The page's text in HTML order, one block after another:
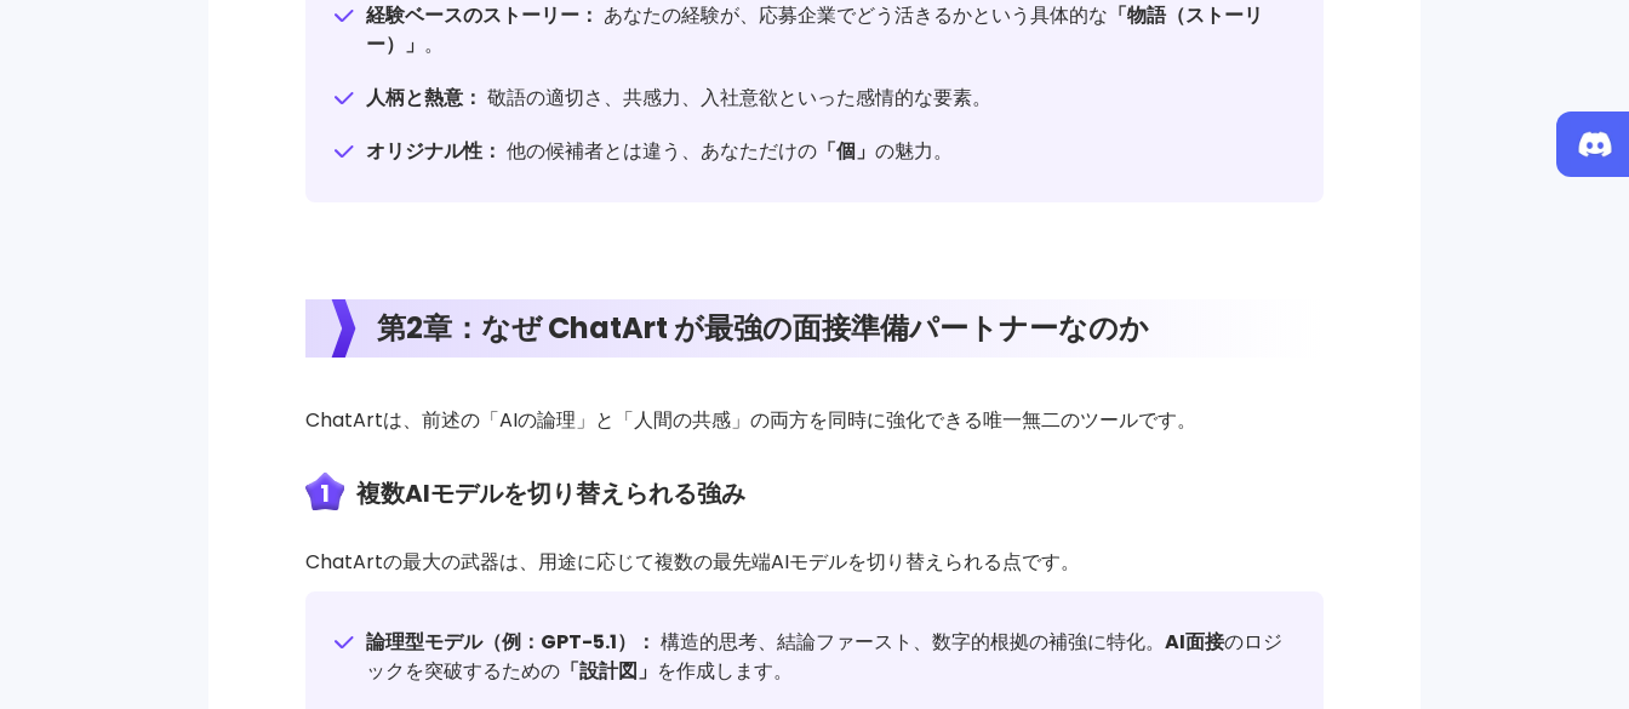
経験ベースのストーリー： あなたの経験が、応募企業でどう活きるかという具体的な 「物語（ストーリ
ー）」 。
人柄と熱意： 敬語の適切さ、共感力、入社意欲といった感情的な要素。
オリジナル性： 他の候補者とは違う、あなただけの 「個」 の魅力。
第2章：なぜ ChatArt が最強の面接準備パートナーなのか
ChatArtは、前述の「AIの論理」と「人間の共感」の両方を同時に強化できる唯一無二のツールです。
1 複数AIモデルを切り替えられる強み
ChatArtの最大の武器は、用途に応じて複数の最先端AIモデルを切り替えられる点です。
論理型モデル（例：GPT-5.1）： 構造的思考、結論ファースト、数字的根拠の補強に特化。 AI面接のロジ
ックを突破するための 「設計図」 を作成します。